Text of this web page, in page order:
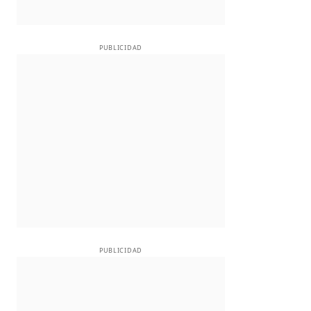
PUBLICIDAD
PUBLICIDAD